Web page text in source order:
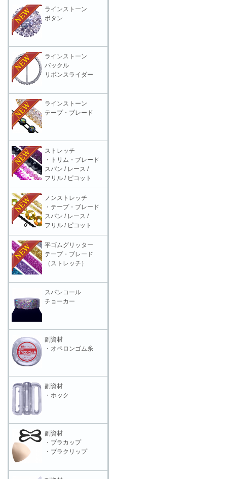
ラインストーン
ボタン
ラインストーン
バックル
リボンスライダー
ラインストーン
テープ・ブレード
ストレッチ
・トリム・ブレード
スパン / レース /
フリル / ピコット
ノンストレッチ
・テープ・ブレード
スパン / レース /
フリル / ピコット
平ゴムグリッター
テープ・ブレード
（ストレッチ）
スパンコール
チョーカー
副資材
・オペロンゴム糸
副資材
・ホック
副資材
・ブラカップ
・ブラクリップ